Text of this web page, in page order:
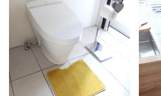
favorite